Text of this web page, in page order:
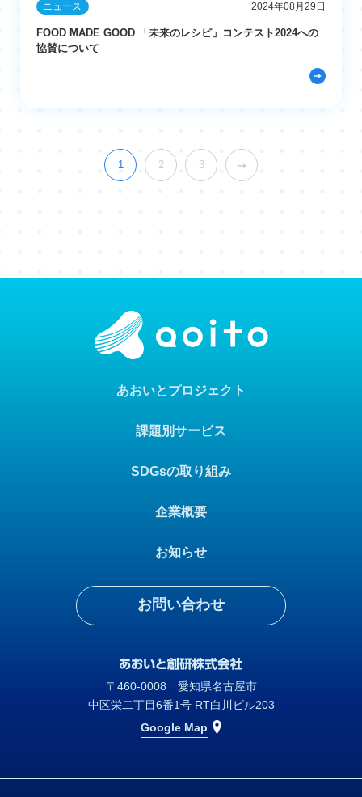
ニュース 2024年08月29日
FOOD MADE GOOD 「未来のレシピ」コンテスト2024への
協賛について
1 2 3
あおいとプロジェクト
SDGsの取り組み
お知らせ
課題別サービス
企業概要
お問い合わせ
〒460-0008 愛知県名古屋市
中区栄二丁目6番1号 RT白川ビル203
Google Map